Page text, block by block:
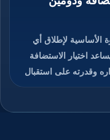
الأساسية لإطلاق أي
اختيار الاستضافة
وقدرته على استقبال
رقمية مميزة تسهل على